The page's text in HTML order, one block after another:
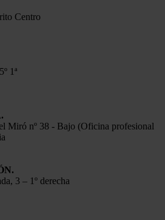
Centro
1ª
Miró nº 38 - Bajo (Oficina profesional
3 – 1º derecha